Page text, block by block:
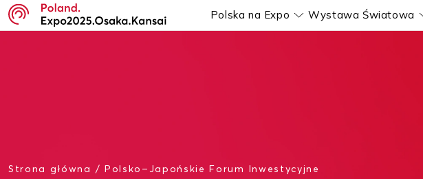
Polska na Expo
Pokaż submenu
Wystawa Światowa
Strona główna / Polsko–Japońskie Forum Inwestycyjne